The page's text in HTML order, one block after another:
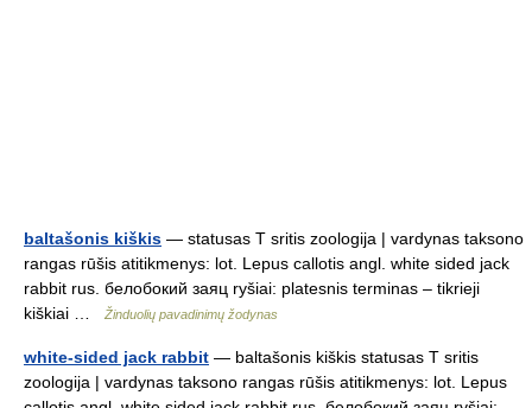
baltašonis kiškis — statusas T sritis zoologija | vardynas taksono
rangas rūšis atitikmenys: lot. Lepus callotis angl. white sided jack
rabbit rus. белобокий заяц ryšiai: platesnis terminas – tikrieji
kiškiai …
Žinduolių pavadinimų žodynas
white-sided jack rabbit — baltašonis kiškis statusas T sritis
zoologija | vardynas taksono rangas rūšis atitikmenys: lot. Lepus